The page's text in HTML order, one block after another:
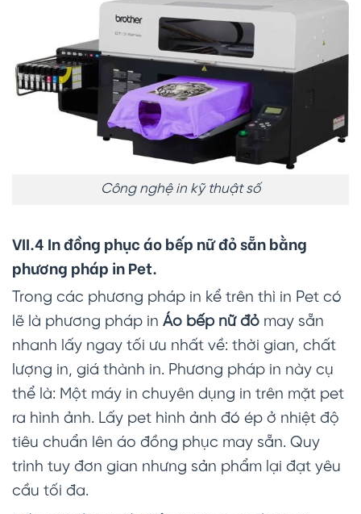
Công nghệ in kỹ thuật số
VII.4 In đồng phục áo bếp nữ đỏ sẵn bằng
phương pháp in Pet.
Trong các phương pháp in kể trên thì in Pet có
lẽ là phương pháp in Áo bếp nữ đỏ may sẵn
nhanh lấy ngay tối ưu nhất về: thời gian, chất
lượng in, giá thành in. Phương pháp in này cụ
thể là: Một máy in chuyên dụng in trên mặt pet
ra hình ảnh. Lấy pet hình ảnh đó ép ở nhiệt độ
tiêu chuẩn lên áo đồng phục may sẵn. Quy
trình tuy đơn gian nhưng sản phẩm lại đạt yêu
cầu tối đa.